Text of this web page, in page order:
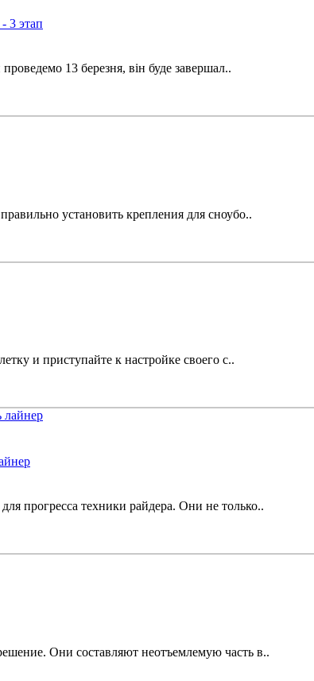
3 этап
13 березня, він буде завершал..
установить крепления для сноубо..
и приступайте к настройке своего с..
прогресса техники райдера. Они не только..
Они составляют неотъемлемую часть в..